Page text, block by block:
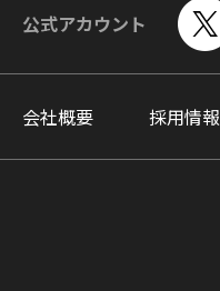
公式アカウント
会社概要 採用情報